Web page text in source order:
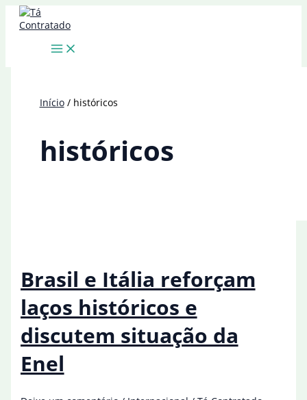
para
Início históricos
históricos
Brasil e Itália reforçam
laços históricos e
discutem situação da
Enel